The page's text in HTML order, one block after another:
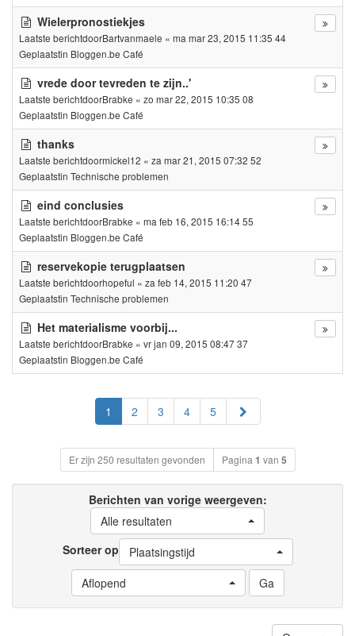
Wielerpronostiekjes
Laatste berichtdoorBartvanmaele « ma mar 23, 2015 11:35 44
Geplaatstin Bloggen.be Café
vrede door tevreden te zijn..'
Laatste berichtdoorBrabke « zo mar 22, 2015 10:35 08
Geplaatstin Bloggen.be Café
thanks
Laatste berichtdoormickel12 « za mar 21, 2015 07:32 52
Geplaatstin Technische problemen
eind conclusies
Laatste berichtdoorBrabke « ma feb 16, 2015 16:14 55
Geplaatstin Bloggen.be Café
reservekopie terugplaatsen
Laatste berichtdoorhopeful « za feb 14, 2015 11:20 47
Geplaatstin Technische problemen
Het materialisme voorbij...
Laatste berichtdoorBrabke « vr jan 09, 2015 08:47 37
Geplaatstin Bloggen.be Café
1 2 3 4 5 Volgende
Er zijn 250 resultaten gevonden Pagina 1 van 5
Berichten van vorige weergeven:
Alle resultaten
Sorteer op
Plaatsingstijd
Aflopend